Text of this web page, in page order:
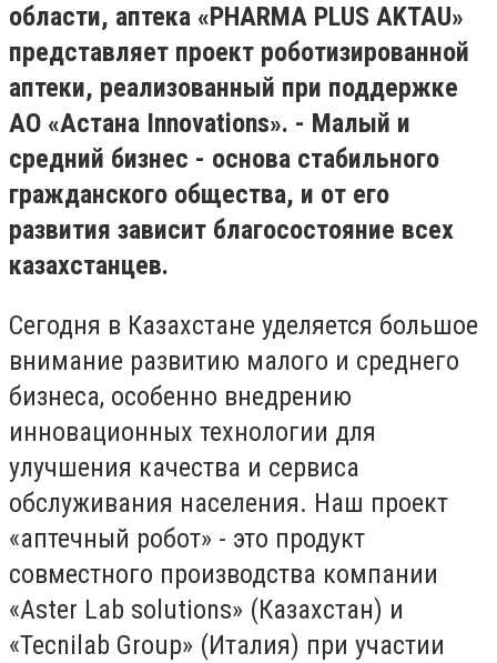
области, аптека «PHARMA PLUS AKTAU»
представляет проект роботизированной
аптеки, реализованный при поддержке
АО «Астана Innovations». - Малый и
средний бизнес - основа стабильного
гражданского общества, и от его
развития зависит благосостояние всех
казахстанцев.
Сегодня в Казахстане уделяется большое
внимание развитию малого и среднего
бизнеса, особенно внедрению
инновационных технологии для
улучшения качества и сервиса
обслуживания населения. Наш проект
«аптечный робот» - это продукт
совместного производства компании
«Aster Lab solutions» (Казахстан) и
«Tecnilab Group» (Италия) при участии